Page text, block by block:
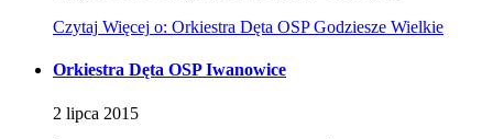
Czytaj Więcej o: Orkiestra Dęta OSP Godziesze Wielkie
Orkiestra Dęta OSP Iwanowice
2 lipca 2015